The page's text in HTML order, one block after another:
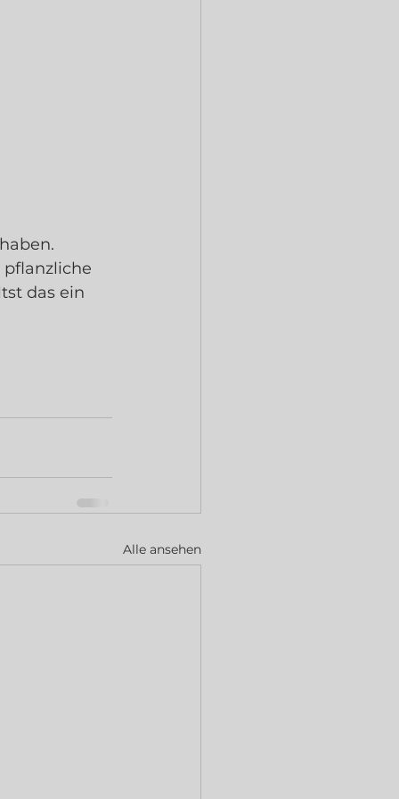
das ein
Alle ansehen